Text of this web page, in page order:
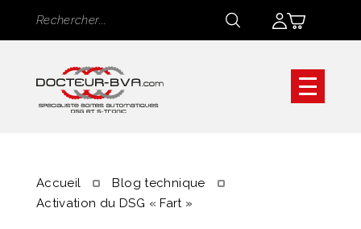
Rechercher
Rechercher
Accueil
Blog technique
Activation du DSG « Fart »